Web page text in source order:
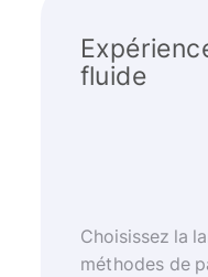
fluide
Choisissez la
méthodes de